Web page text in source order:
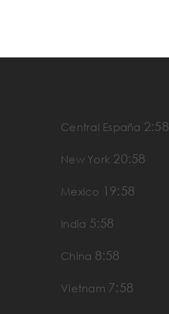
Central España 2:58
New York 20:58
Mexico 19:58
India 5:58
China 8:58
Vietnam 7:58